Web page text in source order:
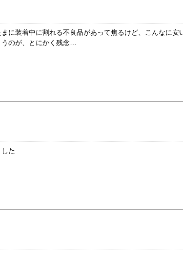
に装着中に割れる不良品があって焦るけど、こんなに安
のが、とにかく残念…
た